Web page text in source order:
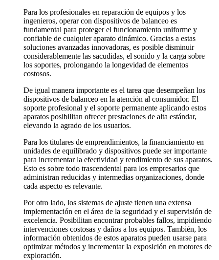
Para los profesionales en reparación de equipos y los
ingenieros, operar con dispositivos de balanceo es
fundamental para proteger el funcionamiento uniforme y
confiable de cualquier aparato dinámico. Gracias a estas
soluciones avanzadas innovadoras, es posible disminuir
considerablemente las sacudidas, el sonido y la carga sobre
los soportes, prolongando la longevidad de elementos
costosos.
De igual manera importante es el tarea que desempeñan los
dispositivos de balanceo en la atención al consumidor. El
soporte profesional y el soporte permanente aplicando estos
aparatos posibilitan ofrecer prestaciones de alta estándar,
elevando la agrado de los usuarios.
Para los titulares de emprendimientos, la financiamiento en
unidades de equilibrado y dispositivos puede ser importante
para incrementar la efectividad y rendimiento de sus aparatos.
Esto es sobre todo trascendental para los empresarios que
administran reducidas y intermedias organizaciones, donde
cada aspecto es relevante.
Por otro lado, los sistemas de ajuste tienen una extensa
implementación en el área de la seguridad y el supervisión de
excelencia. Posibilitan encontrar probables fallos, impidiendo
intervenciones costosas y daños a los equipos. También, los
información obtenidos de estos aparatos pueden usarse para
optimizar métodos y incrementar la exposición en motores de
exploración.